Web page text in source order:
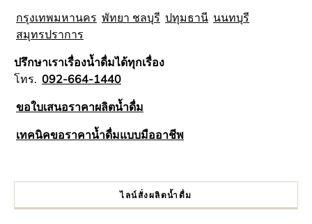
กรุงเทพมหานคร พัทยา ชลบุรี ปทุมธานี นนทบุรี
สมุทรปราการ
ปรึกษาเราเรื่องน้ำดื่มได้ทุกเรื่อง
โทร. 092-664-1440
ขอใบเสนอราคาผลิตน้ำดื่ม
เทคนิคขอราคาน้ำดื่มแบบมืออาชีพ
ไลน์สั่งผลิตน้ำดื่ม